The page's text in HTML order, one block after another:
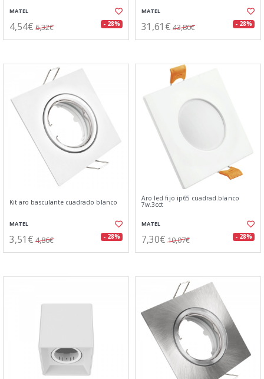
MATEL
4,54€ 6,32€ - 28%
MATEL
31,61€ 43,80€ - 28%
Kit aro basculante cuadrado blanco
MATEL
3,51€ 4,86€ - 28%
Aro led fijo ip65 cuadrad.blanco
7w.3cct
MATEL
7,30€ 10,07€ - 28%